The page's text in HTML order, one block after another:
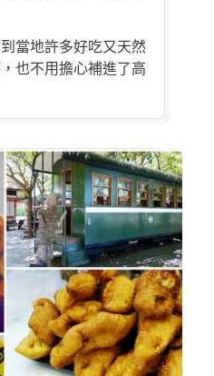
當地許多好吃又天然
也不用擔心補進了高